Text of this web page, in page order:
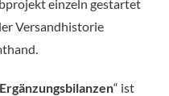
einzeln gestartet
Versandhistorie
“ ist